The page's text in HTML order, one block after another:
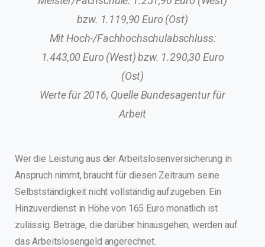
bzw. 1.119,90 Euro (Ost)
Mit Hoch-/Fachhochschulabschluss:
1.443,00 Euro (West) bzw. 1.290,30 Euro
(Ost)
Werte für 2016, Quelle Bundesagentur für
Arbeit
Wer die Leistung aus der Arbeitslosenversicherung in
Anspruch nimmt, braucht für diesen Zeitraum seine
Selbstständigkeit nicht vollständig aufzugeben. Ein
Hinzuverdienst in Höhe von 165 Euro monatlich ist
zulässig. Beträge, die darüber hinausgehen, werden auf
das Arbeitslosengeld angerechnet.